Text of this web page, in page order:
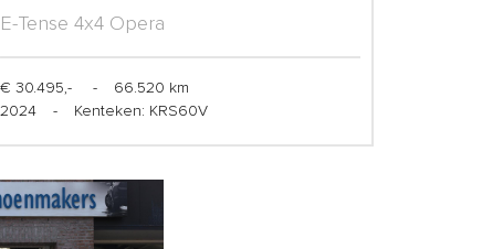
E-Tense 4x4 Opera
€ 30.495,- -
66.520 km
2024
- Kenteken: KRS60V